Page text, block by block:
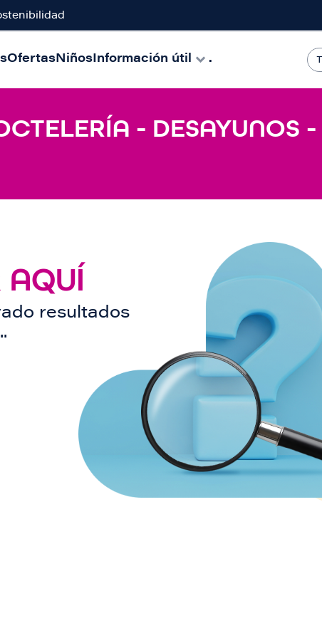
OfertasNiñosInformación útil .
- DESAYUNOS -
AQUÍ
resultados